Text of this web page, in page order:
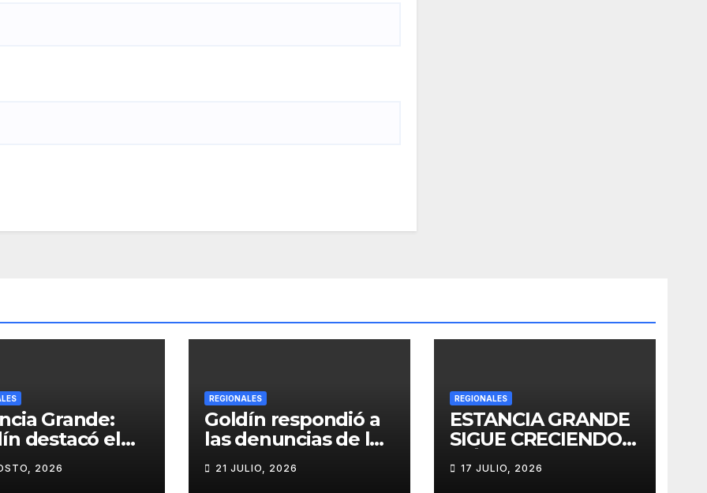
Grande:
destacó el
del
anunció
2026
REGIONALES
Goldín respondió a
las denuncias de los
Lladós y defendió la
transparencia de su
21 JULIO, 2026
REGIONALES
ESTANCIA GRANDE
SIGUE CRECIENDO:
MÁS
CONECTIVIDAD Y
17 JULIO, 2026